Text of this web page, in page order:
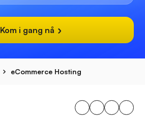
Kom i gang nå
eCommerce Hosting